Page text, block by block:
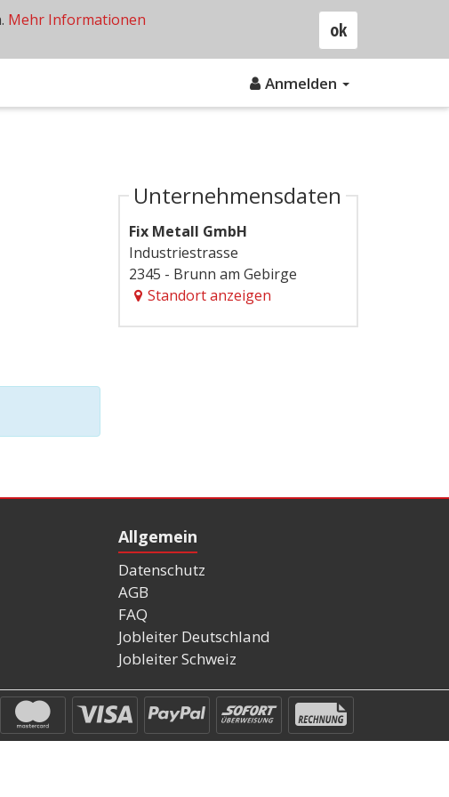
Anmelden
Unternehmensdaten
Fix Metall GmbH
Industriestrasse
2345 - Brunn am Gebirge
Standort anzeigen
Allgemein
Datenschutz
AGB
FAQ
Jobleiter Deutschland
Jobleiter Schweiz
ok
Mehr Informationen